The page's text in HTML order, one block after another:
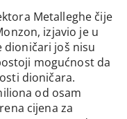
Metalleghe čije
izjavio je u
dioničari još nisu
mogućnost da
dioničara.
od osam
cijena za